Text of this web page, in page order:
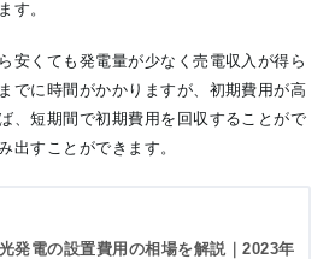
す。
安くても発電量が少なく売電収入が得ら
でに時間がかかりますが、初期費用が高
、短期間で初期費用を回収することがで
出すことができます。
発電の設置費用の相場を解説｜2023年